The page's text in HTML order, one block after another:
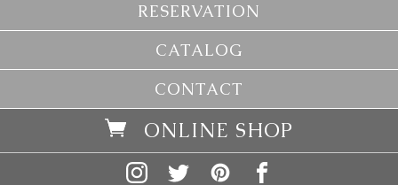
RESERVATION
CATALOG
CONTACT
ONLINE SHOP